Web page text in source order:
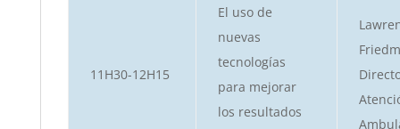
11H30-12H15
El uso de
nuevas
tecnologías
para mejorar
los resultados